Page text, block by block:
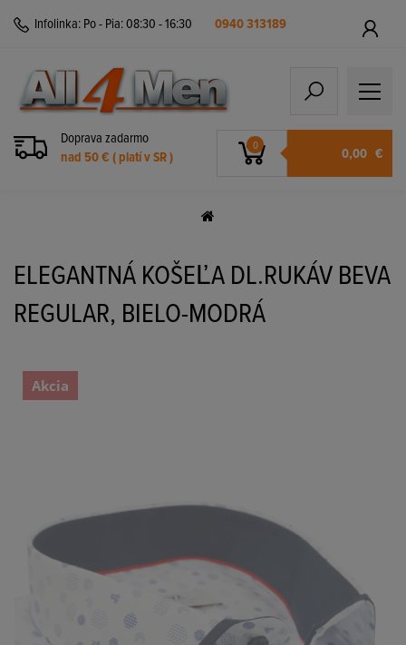
Infolinka: Po - Pia: 08:30 - 16:30 0940 313189
Doprava zadarmo
nad 50 € ( platí v SR )
0 0,00 €
ELEGANTNÁ KOŠEĽA DL.RUKÁV BEVA
REGULAR, BIELO-MODRÁ
Akcia